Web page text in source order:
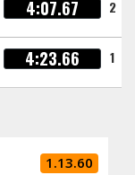
4:07.67 2
4:23.66 1
1.13.60